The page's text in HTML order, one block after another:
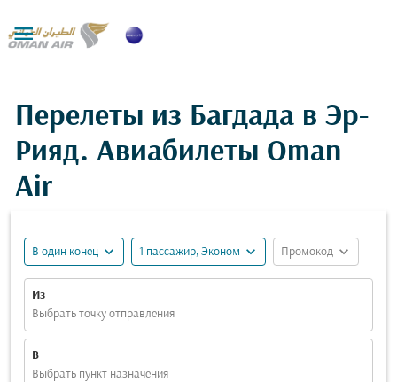

Перелеты из Багдада в Эр-
Рияд. Авиабилеты Oman
Air
В один конец expand_more 1 пассажир, Эконом expand_more Промокод expand_more
Из
Выбрать точку отправления
В
Выбрать пункт назначения